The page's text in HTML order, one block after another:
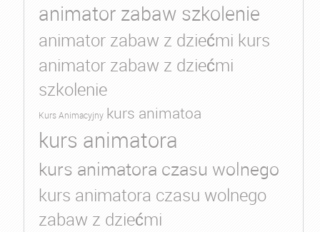
animator zabaw szkolenie
animator zabaw z dziećmi kurs
animator zabaw z dziećmi
szkolenie
Kurs Animacyjny kurs animatoa
kurs animatora
kurs animatora czasu wolnego
kurs animatora czasu wolnego
zabaw z dziećmi